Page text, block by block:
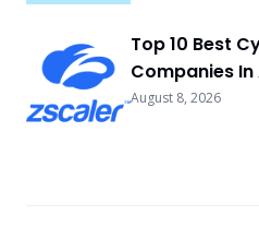
Top 10 Best
Companies
August 8, 2026